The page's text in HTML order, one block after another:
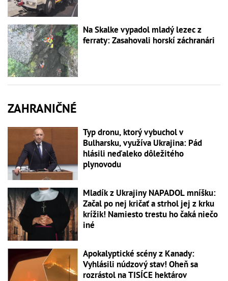
Na Skalke vypadol mladý lezec z
ferraty: Zasahovali horskí záchranári
ZAHRANIČNÉ
Typ dronu, ktorý vybuchol v
Bulharsku, využíva Ukrajina: Pád
hlásili neďaleko dôležitého
plynovodu
Mladík z Ukrajiny NAPADOL mníšku:
Začal po nej kričať a strhol jej z krku
krížik! Namiesto trestu ho čaká niečo
iné
Apokalyptické scény z Kanady:
Vyhlásili núdzový stav! Oheň sa
rozrástol na TISÍCE hektárov